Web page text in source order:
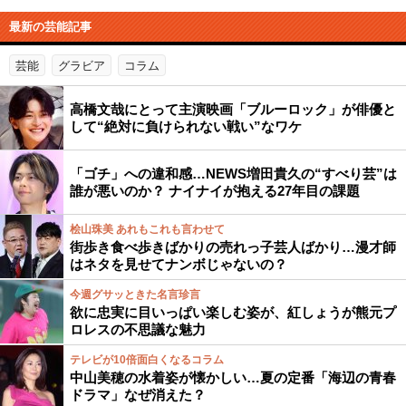
最新の芸能記事
芸能 グラビア コラム
高橋文哉にとって主演映画「ブルーロック」が俳優と
して“絶対に負けられない戦い”なワケ
「ゴチ」への違和感…NEWS増田貴久の“すべり芸”は
誰が悪いのか？ ナイナイが抱える27年目の課題
桧山珠美 あれもこれも言わせて
街歩き食べ歩きばかりの売れっ子芸人ばかり…漫才師
はネタを見せてナンボじゃないの？
今週グサッときた名言珍言
欲に忠実に目いっぱい楽しむ姿が、紅しょうが熊元プ
ロレスの不思議な魅力
テレビが10倍面白くなるコラム
中山美穂の水着姿が懐かしい…夏の定番「海辺の青春
ドラマ」なぜ消えた？